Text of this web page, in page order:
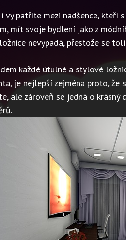
vy patříte mezi nadšence, kteří
mít svoje bydlení jako z
nevypadá, přestože se
každé útulné a stylové
je nejlepší zejména proto, že
ale zároveň se jedná o krásný